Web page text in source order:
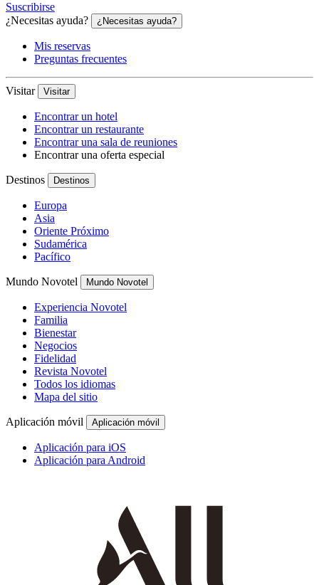
Suscribirse
¿Necesitas ayuda?
¿Necesitas ayuda?
Mis reservas
Preguntas frecuentes
Visitar Visitar
Encontrar un hotel
Encontrar un restaurante
Encontrar una sala de reuniones
Encontrar una oferta especial
Destinos Destinos
Europa
Asia
Oriente Próximo
Sudamérica
Pacífico
Mundo Novotel Mundo Novotel
Experiencia Novotel
Familia
Bienestar
Negocios
Fidelidad
Revista Novotel
Todos los idiomas
Mapa del sitio
Aplicación móvil Aplicación móvil
Aplicación para iOS
Aplicación para Android